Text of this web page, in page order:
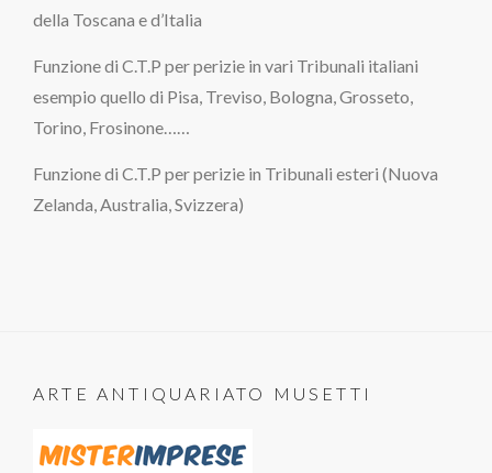
della Toscana e d’Italia
Funzione di C.T.P per perizie in vari Tribunali italiani
esempio quello di Pisa, Treviso, Bologna, Grosseto,
Torino, Frosinone……
Funzione di C.T.P per perizie in Tribunali esteri (Nuova
Zelanda, Australia, Svizzera)
ARTE ANTIQUARIATO MUSETTI